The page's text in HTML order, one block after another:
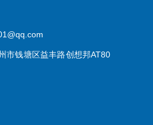
市钱塘区益丰路创想邦AT80